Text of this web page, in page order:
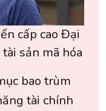
cấp cao Đại
sản mã hóa
bao trùm
tài chính